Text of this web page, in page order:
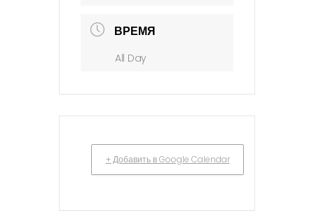
ВРЕМЯ
All Day
+ Добавить в Google Calendar